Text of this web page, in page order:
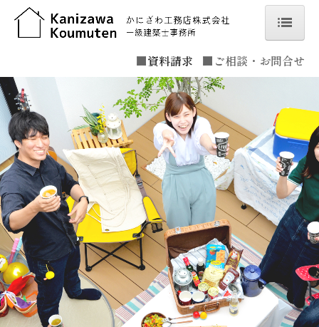
オーナーハウス見学
実例をみる
会社概要
スタッフ紹介
お問合せ
ブログ
■資料請求 ■ ご相談・お問合せ